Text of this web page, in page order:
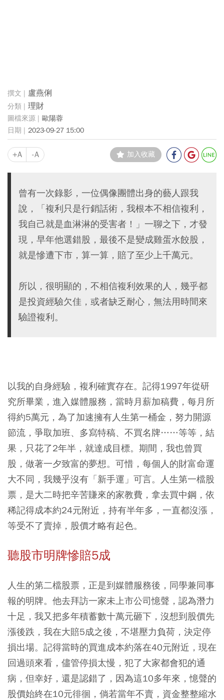
盧燕俐
理財
歐陽蓉
2023-09-27 15:00
+A -A 加入收藏
曾有一次錄影，一位偶像團體出身的藝人跟我
說，「複利只是行銷話術，我根本不相信複利，
我自己就是血淋淋的受害者！」一聊之下，才發
現，早年他選錯股，最後不是變成雞蛋水餃股，
就是慘遭下市，算一算，賠了至少上千萬元。
所以，很明顯的，不相信複利效果的人，幾乎都
是投資經驗欠佳，或者缺乏耐心，無法用時間來
驗證複利。
以我的自身經驗，複利確實存在。記得1997年從研
究所畢業，進入媒體服務，當時月薪加稿費，每月所
得約5萬元，為了加速擁有人生第一桶金，努力開源
節流，爭取加班、多寫特稿、不買名牌……等等，結
果，只花了2年半，就達成目標。期間，我也曾買
股，做著一夕致富的夢想。可惜，每個人的財富命運
大不同，我幾乎沒有「新手運」可言。人生第一檔股
票，是大二時把辛苦賺來的家教費，拿去買中鋼，依
稀記得成本約24元附近，持有半年多，一直都沒漲，
等受不了賣掉，股價才略有起色。
聽股市明牌慘賠5成
人生的第二檔股票，正是到媒體服務後，同學兼同事
報的明牌。他去拜訪一家未上市公司憶聲，認為潛力
十足，我又把多年積蓄數十萬元砸下，沒想到股價先
漲後跌，我在大賠5成之後，不堪壓力負荷，決定停
損出場。記得當時的買進成本約落在40元附近，現在
回過頭來看，儘管停損太慢，犯了大家都會犯的通
病，但幸好，還是認錯了，因為這10多年來，憶聲的
股價始終在10元徘徊，倘若當年不賣，資金整整縮水